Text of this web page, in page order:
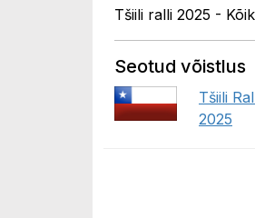
Tšiili ralli 2025 -
Seotud võistlus
Tšiili
2025